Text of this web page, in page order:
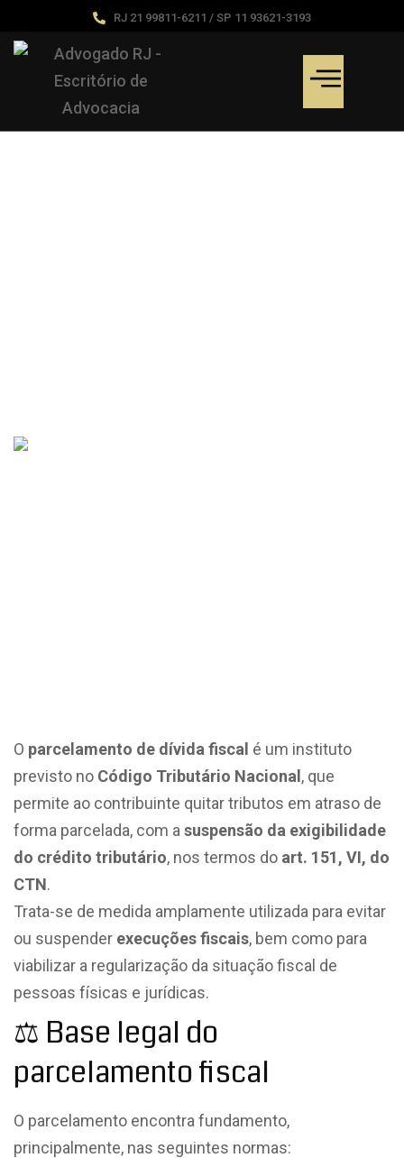
RJ 21 99811-6211 / SP 11 93621-3193
O parcelamento de dívida fiscal é um instituto
previsto no Código Tributário Nacional , que
permite ao contribuinte quitar tributos em atraso de
forma parcelada, com a suspensão da exigibilidade
do crédito tributário, nos termos do art. 151, VI, do
CTN.
Trata-se de medida amplamente utilizada para evitar
ou suspender execuções fiscais, bem como para
viabilizar a regularização da situação fiscal de
pessoas físicas e jurídicas.
⚖️ Base legal do
parcelamento fiscal
O parcelamento encontra fundamento,
principalmente, nas seguintes normas: